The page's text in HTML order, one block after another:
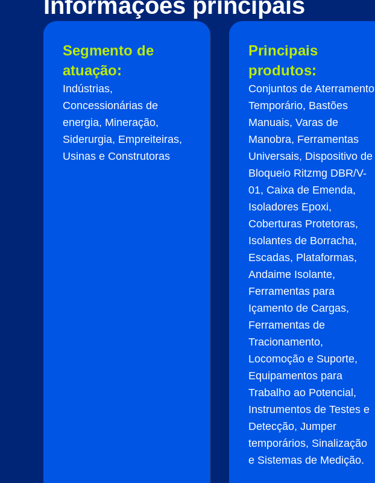
Informações principais
Segmento de
atuação:
Indústrias,
Concessionárias de
energia, Mineração,
Siderurgia, Empreiteiras,
Usinas e Construtoras
Principais
produtos:
Conjuntos de Aterramento
Temporário, Bastões
Manuais, Varas de
Manobra, Ferramentas
Universais, Dispositivo de
Bloqueio Ritzmg DBR/V-
01, Caixa de Emenda,
Isoladores Epoxi,
Coberturas Protetoras,
Isolantes de Borracha,
Escadas, Plataformas,
Andaime Isolante,
Ferramentas para
Içamento de Cargas,
Ferramentas de
Tracionamento,
Locomoção e Suporte,
Equipamentos para
Trabalho ao Potencial,
Instrumentos de Testes e
Detecção, Jumper
temporários, Sinalização
e Sistemas de Medição.